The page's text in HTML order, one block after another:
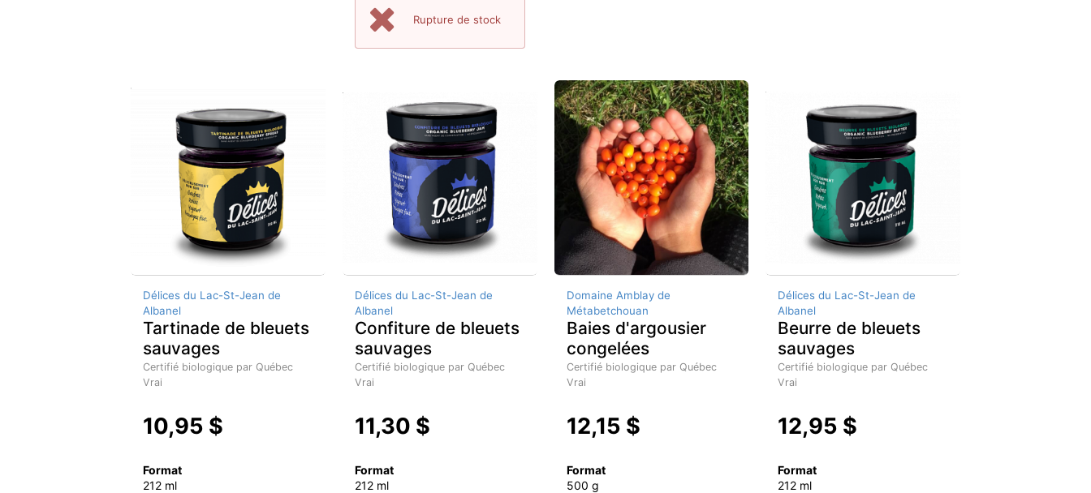
Rupture de stock
Délices du Lac-St-Jean de
Albanel
Tartinade de bleuets
sauvages
Certifié biologique par Québec
Vrai
10,95 $
Format
212 ml
Délices du Lac-St-Jean de
Albanel
Confiture de bleuets
sauvages
Certifié biologique par Québec
Vrai
11,30 $
Format
212 ml
Domaine Amblay de
Métabetchouan
Baies d'argousier
congelées
Certifié biologique par Québec
Vrai
12,15 $
Format
500 g
Délices du Lac-St-Jean de
Albanel
Beurre de bleuets
sauvages
Certifié biologique par Québec
Vrai
12,95 $
Format
212 ml